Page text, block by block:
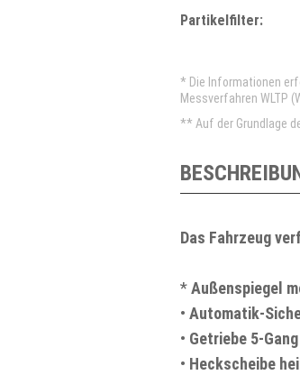
Partikelfilter:
* Die Informationen
Messverfahren WLTP
** Auf der Grundlage
Das Fahrzeug
*Außenspiegel
• Automatik-
• Getriebe 5-Gang
• Heckscheibe